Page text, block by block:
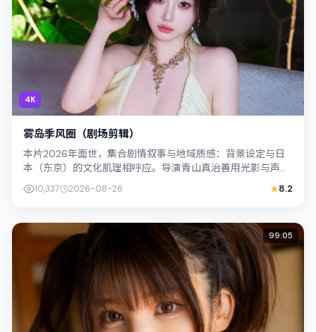
4K
雾岛季风圈（剧场剪辑）
本片2026年面世，集合剧情叙事与地域质感：背景设定与日
本（东京）的文化肌理相呼应。导演青山真治善用光影与声场
塑造孤独感，李康生饰演角色的抉择牵...
10,337 2026-08-26 8.2
99:05